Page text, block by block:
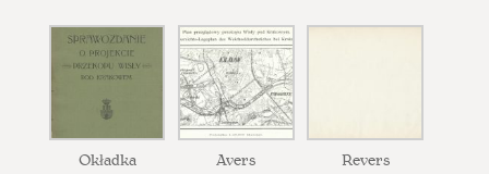
Okładka Avers Revers